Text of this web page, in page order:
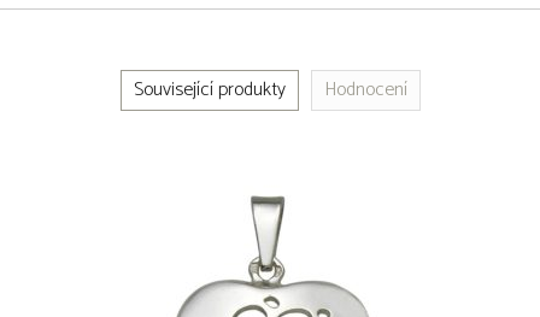
Související produkty Hodnocení